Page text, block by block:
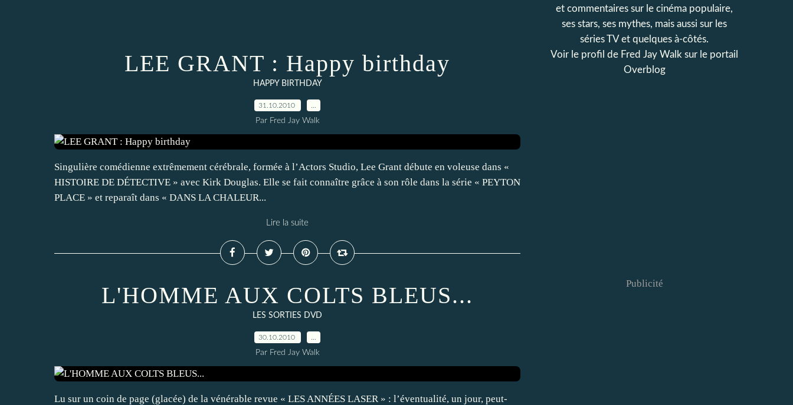
LEE GRANT : Happy birthday
HAPPY BIRTHDAY
31.10.2010
Par Fred Jay Walk
Singulière comédienne extrêmement cérébrale, formée à l’Actors Studio, Lee Grant débute en voleuse dans «
HISTOIRE DE DÉTECTIVE » avec Kirk Douglas. Elle se fait connaître grâce à son rôle dans la série « PEYTON
PLACE » et reparaît dans « DANS LA CHALEUR...
Lire la suite
L'HOMME AUX COLTS BLEUS...
LES SORTIES DVD
30.10.2010
Par Fred Jay Walk
Lu sur un coin de page (glacée) de la vénérable revue « LES ANNÉES LASER » : l’éventualité, un jour, peut-
et commentaires sur le cinéma populaire,
ses stars, ses mythes, mais aussi sur les
séries TV et quelques à-côtés.
Voir le profil de Fred Jay Walk sur le portail
Overblog
Publicité